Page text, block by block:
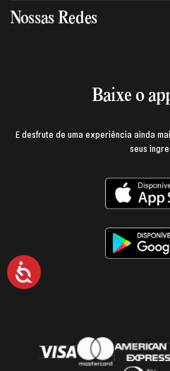
Acessibilidade
Política de privacidade
Trabalhe na BD
Manual de mídia e da marca BD
Nossas Redes
Baixe o
E desfrute de uma experiência ainda
seus